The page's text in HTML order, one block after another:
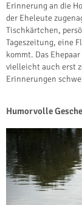
Erinnerung an die
der Eheleute
Tischkärtchen,
Tageszeitung, eine
kommt. Das
vielleicht auch erst
Erinnerungen
Humorvolle